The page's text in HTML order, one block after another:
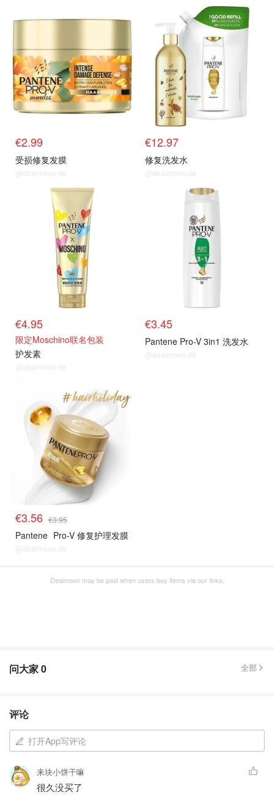
€2.99
受损修复发膜
@dealmoon.de
€12.97
修复洗发水
@dealmoon.de
€4.95
限定Moschino联名包装
护发素
@dealmoon.de
€3.45
Pantene Pro-V 3in1 洗发水
@dealmoon.de
€3.56 €3.95
Pantene Pro-V 修复护理发膜
@dealmoon.de
Dealmoon may be paid when users buy items via our links.
问大家0 全部
评论
打开App写评论
来块小饼干嘛
很久没买了